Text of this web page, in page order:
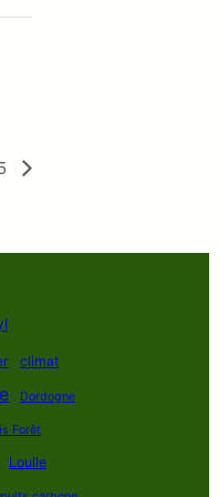
climat
Dordogne
Forêt
Loulle